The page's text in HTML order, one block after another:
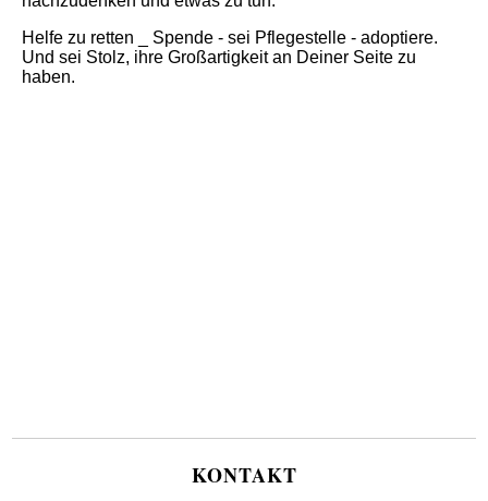
Helfe zu retten _ Spende - sei Pflegestelle - adoptiere.
Und sei Stolz, ihre Großartigkeit an Deiner Seite zu
haben.
KONTAKT